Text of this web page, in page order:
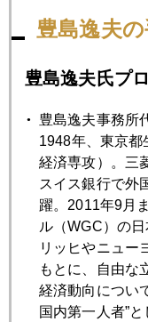
バレッジがかかった
徴。
現在の相場地合いを
先行してポイントを
したがい、ボディー
判定勝ちと見る。
リーマンショック後
年つけた史上最高値
が、丁度１５００ド
０ドル台。かなりの
豊島逸夫
豊島逸夫氏プ
豊島逸夫事務所
1948年、東京都
経済専攻）。三
スイス銀行で外
躍。2011年9月
ル（WGC）の
リッヒやニュー
もとに、自由な
経済動向につい
国内第一人者”